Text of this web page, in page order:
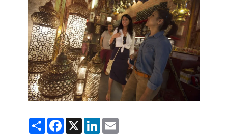
FORMATION & RESSOURCES
S
F
X
L